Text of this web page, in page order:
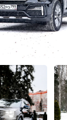
Вы даете